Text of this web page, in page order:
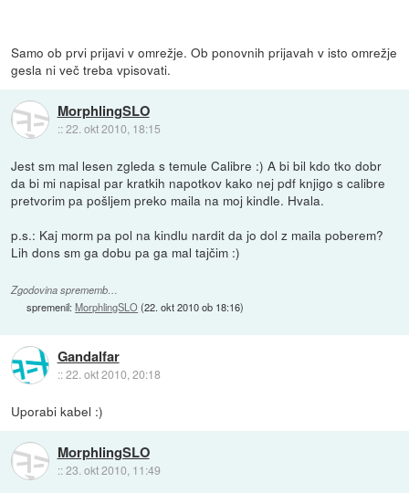
Samo ob prvi prijavi v omrežje. Ob ponovnih prijavah v isto omrežje
gesla ni več treba vpisovati.
MorphlingSLO
::22. okt 2010, 18:15
Jest sm mal lesen zgleda s temule Calibre :) A bi bil kdo tko dobr
da bi mi napisal par kratkih napotkov kako nej pdf knjigo s calibre
pretvorim pa pošljem preko maila na moj kindle. Hvala.
p.s.: Kaj morm pa pol na kindlu nardit da jo dol z maila poberem?
Lih dons sm ga dobu pa ga mal tajčim :)
Zgodovina sprememb…
spremenil:MorphlingSLO(22. okt 2010 ob 18:16)
Gandalfar
::22. okt 2010, 20:18
Uporabi kabel :)
MorphlingSLO
::23. okt 2010, 11:49